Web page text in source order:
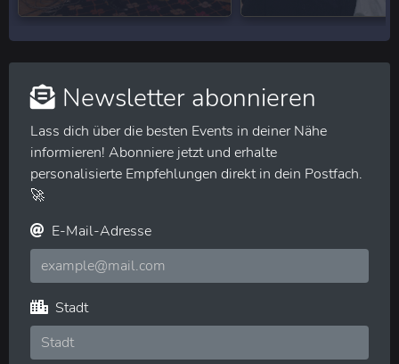
Newsletter abonnieren
Lass dich über die besten Events in deiner Nähe
informieren! Abonniere jetzt und erhalte
personalisierte Empfehlungen direkt in dein Postfach.
🚀
E-Mail-Adresse
Stadt